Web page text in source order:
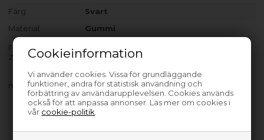
Cookieinformation
Vi använder cookies. Vissa för grundläggande
funktioner, andra för statistisk användning och
förbättring av användarupplevelsen. Cookies används
också för att anpassa annonser. Läs mer om cookies i
vår cookie-politik
Färg
Svart
Material
Gummi
F1003W - 914213004-01
ZAN F1003W 240V.UK(V - 914213004-00
med flera…